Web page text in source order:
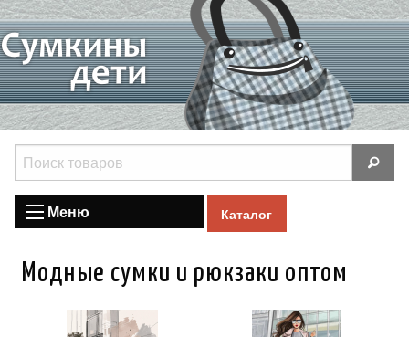
Меню Каталог
Модные сумки и рюкзаки оптом